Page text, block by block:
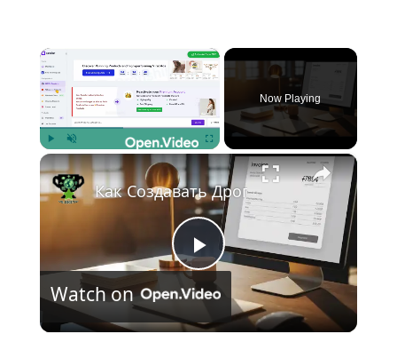
×
Play Unmute Fullscreen
Now Playing
×
P
l
Как Создавать Дропшиппинг-
Watch on